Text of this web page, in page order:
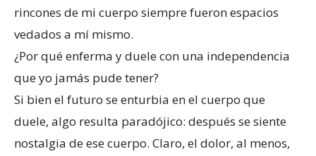
rincones de mi cuerpo siempre fueron espacios
vedados a mí mismo.
¿Por qué enferma y duele con una independencia
que yo jamás pude tener?
Si bien el futuro se enturbia en el cuerpo que
duele, algo resulta paradójico: después se siente
nostalgia de ese cuerpo. Claro, el dolor, al menos,